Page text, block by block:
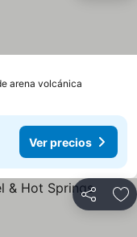
arena volcánica
Ver precios
Compartir